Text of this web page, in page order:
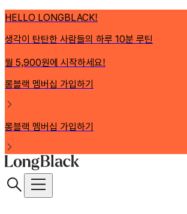
HELLO LONGBLACK!
생각이 탄탄한 사람들의 하루 10분 루틴
월 5,900원에 시작하세요!
롱블랙 멤버십 가입하기
롱블랙 멤버십 가입하기